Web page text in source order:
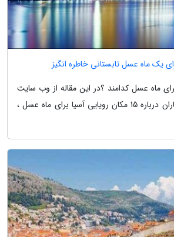
برای ماه عسل کدامند ؟در این مقاله از وب سایت
مجله گردشگری خبرنگاران درباره 15 مکان رویایی آسیا برای ماه عسل ،